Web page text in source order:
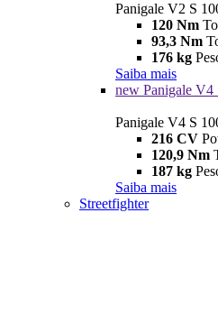
Panigale V2 S
120 Nm
93,3 Nm
176 kg
Saiba mais
new Panigale V4
Panigale V4 S
216 CV
120,9 Nm
187 kg
Saiba mais
Streetfighter